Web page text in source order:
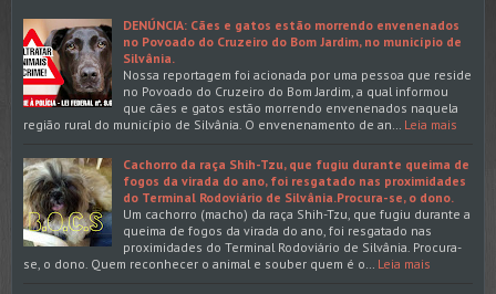
DENÚNCIA: Cães e gatos estão morrendo envenenados
no Povoado do Cruzeiro do Bom Jardim, no município de
Silvânia.
Nossa reportagem foi acionada por uma pessoa que reside
no Povoado do Cruzeiro do Bom Jardim, a qual informou
que cães e gatos estão morrendo envenenados naquela
região rural do município de Silvânia. O envenenamento de an…
Leia mais
Cachorro da raça Shih-Tzu, que fugiu durante queima de
fogos da virada do ano, foi resgatado nas proximidades
do Terminal Rodoviário de Silvânia.Procura-se, o dono.
Um cachorro (macho) da raça Shih-Tzu, que fugiu durante a
queima de fogos da virada do ano, foi resgatado nas
proximidades do Terminal Rodoviário de Silvânia. Procura-
se, o dono. Quem reconhecer o animal e souber quem é o…
Leia mais